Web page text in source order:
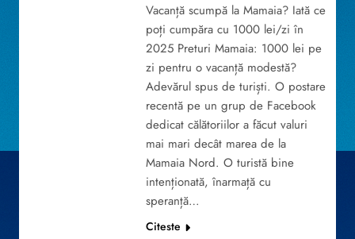
Vacanță scumpă la Mamaia? Iată ce
poți cumpăra cu 1000 lei/zi în
2025 Preturi Mamaia: 1000 lei pe
zi pentru o vacanță modestă?
Adevărul spus de turiști. O postare
recentă pe un grup de Facebook
dedicat călătoriilor a făcut valuri
mai mari decât marea de la
Mamaia Nord. O turistă bine
intenționată, înarmață cu
speranță…
Citeste